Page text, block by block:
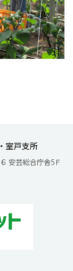
室戸支所
安芸総合庁舎5Ｆ